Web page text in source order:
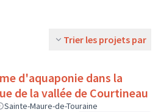
Trier les projets par
d'aquaponie dans la
de la vallée de Courtineau
Sainte-Maure-de-Touraine